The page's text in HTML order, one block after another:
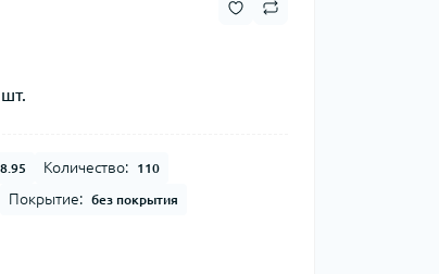
8.95 Количество: 110
Покрытие: без покрытия